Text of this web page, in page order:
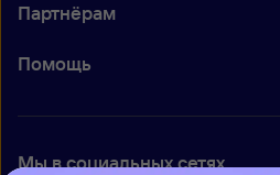
Партнёрам
Помощь
Мы в социальных сетях